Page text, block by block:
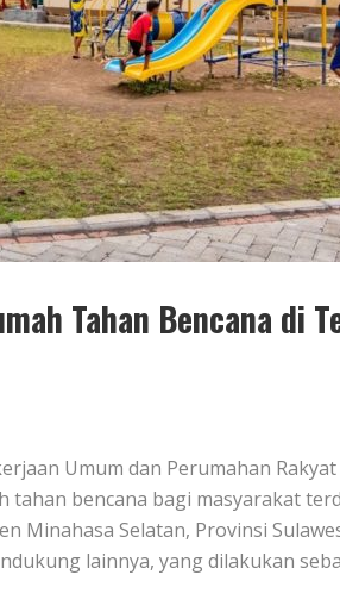
Tahan Bencana di
Umum dan Perumahan Rakyat
tahan bencana bagi masyarakat
Minahasa Selatan, Provinsi
lainnya, yang dilakukan